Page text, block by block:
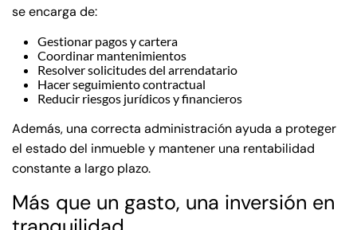
se encarga de:
Gestionar pagos y cartera
Coordinar mantenimientos
Resolver solicitudes del arrendatario
Hacer seguimiento contractual
Reducir riesgos jurídicos y financieros
Además, una correcta administración ayuda a proteger
el estado del inmueble y mantener una rentabilidad
constante a largo plazo.
Más que un gasto, una inversión en